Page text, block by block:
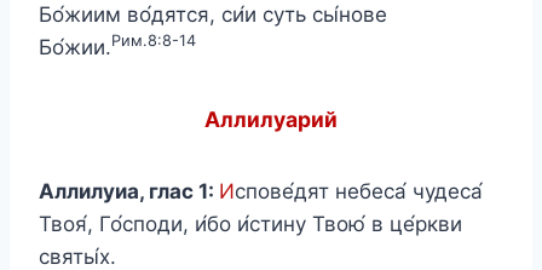
Бо́жиим во́дятся, си́и суть сы́нове
Бо́жии.Рим.8:8-14
Аллилуарий
Аллилуиа, глас 1: Испове́дят небеса́ чудеса́
Твоя́, Го́споди, и́бо и́стину Твою́ в це́ркви
святы́х.